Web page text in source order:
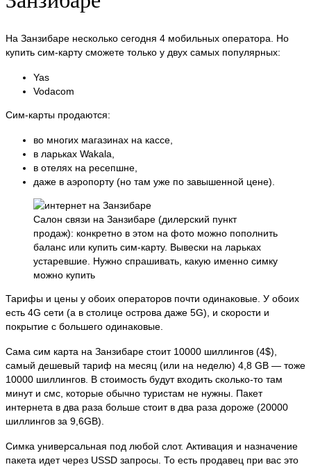
На Занзибаре несколько сегодня 4 мобильных оператора. Но
купить сим-карту сможете только у двух самых популярных:
Yas
Vodacom
Cим-карты продаются:
во многих магазинах на кассе,
в ларьках Wakala,
в отелях на ресепшне,
даже в аэропорту (но там уже по завышенной цене).
Салон связи на Занзибаре (дилерский пункт
продаж): конкретно в этом на фото можно пополнить
баланс или купить сим-карту. Вывески на ларьках
устаревшие. Нужно спрашивать, какую именно симку
можно купить
Тарифы и цены у обоих операторов почти одинаковые. У обоих
есть 4G сети (а в столице острова даже 5G), и скорости и
покрытие с большего одинаковые.
Сама сим карта на Занзибаре стоит 10000 шиллингов (4$),
самый дешевый тариф на месяц (или на неделю) 4,8 GB — тоже
10000 шиллингов. В стоимость будут входить сколько-то там
минут и смс, которые обычно туристам не нужны. Пакет
интернета в два раза больше стоит в два раза дороже (20000
шиллингов за 9,6GB).
Симка универсальная под любой слот. Активация и назначение
пакета идет через USSD запросы. То есть продавец при вас это